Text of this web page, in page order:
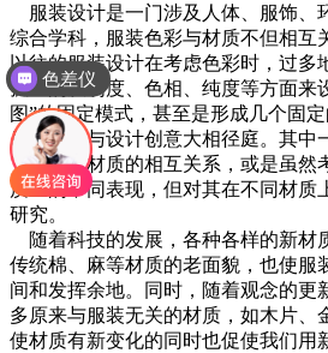
服装设计是一门涉及人体、服饰、
综合学科，服装色彩与材质不但相互
以往的服装设计在考虑色彩时，过多
孤立的从明度、色相、纯度等方面来
图”的固定模式，甚至是形成几个固
后的食物与设计创意大相径庭。其中
了色彩与材质的相互关系，或是虽然
质上的不同表现，但对其在不同材质
研究。
随着科技的发展，各种各样的新材
传统棉、麻等材质的老面貌，也使服
间和发挥余地。同时，随着观念的更
多原来与服装无关的材质，如木片、
使材质有新变化的同时也促使我们用
色差仪